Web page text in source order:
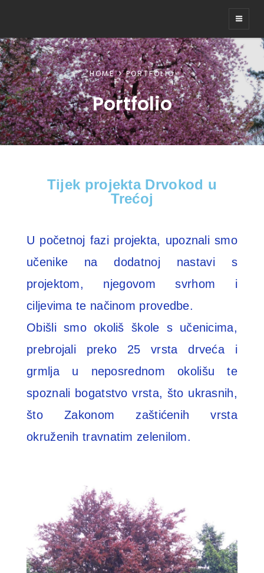
HOME PORTFOLIO
Portfolio
Tijek projekta Drvokod u
Trećoj
U početnoj fazi projekta, upoznali smo
učenike na dodatnoj nastavi s
projektom, njegovom svrhom i
ciljevima te načinom provedbe.
Obišli smo okoliš škole s učenicima,
prebrojali preko 25 vrsta drveća i
grmlja u neposrednom okolišu te
spoznali bogatstvo vrsta, što ukrasnih,
što Zakonom zaštićenih vrsta
okruženih travnatim zelenilom.